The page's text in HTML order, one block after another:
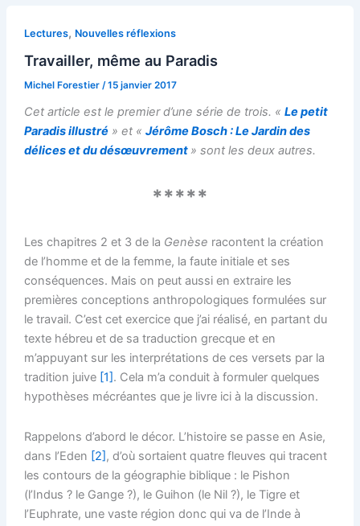
Lectures, Nouvelles réflexions
Travailler, même au Paradis
Michel Forestier /15 janvier 2017
Cet article est le premier d’une série de trois. « Le petit
Paradis illustré » et « Jérôme Bosch: Le Jardin des
délices et du désœuvrement » sont les deux autres.
*****
Les chapitres 2 et 3 de la Genèse racontent la création
de l’homme et de la femme, la faute initiale et ses
conséquences. Mais on peut aussi en extraire les
premières conceptions anthropologiques formulées sur
le travail. C’est cet exercice que j’ai réalisé, en partant du
texte hébreu et de sa traduction grecque et en
m’appuyant sur les interprétations de ces versets par la
tradition juive [1]. Cela m’a conduit à formuler quelques
hypothèses mécréantes que je livre ici à la discussion.
Rappelons d’abord le décor. L’histoire se passe en Asie,
dans l’Eden [2], d’où sortaient quatre fleuves qui tracent
les contours de la géographie biblique : le Pishon
(l’Indus ? le Gange ?), le Guihon (le Nil ?), le Tigre et
l’Euphrate, une vaste région donc qui va de l’Inde à